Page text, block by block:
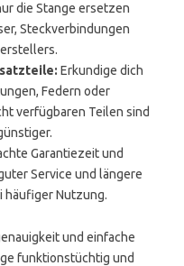
die Stange ersetzen
Steckverbindungen
Erkundige dich
Federn oder
verfügbaren Teilen sind
Garantiezeit und
Service und längere
häufiger Nutzung.
und einfache
funktionstüchtig und